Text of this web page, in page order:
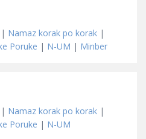
| Namaz korak po korak |
Poruke | N-UM | Minber
| Namaz korak po korak |
Poruke | N-UM